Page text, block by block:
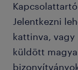
Jelentkezni
kattinva, vagy
küldött